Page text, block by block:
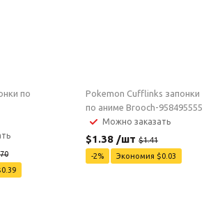
по
0.39
Pokemon Cufflinks запонки
по аниме Brooch-958495555
Можно заказать
$1.38 /шт $1.41
-2% Экономия $0.03